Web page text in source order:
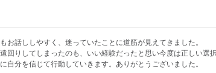
お話ししやすく、迷っていたことに道筋が見えてきました。
回りしてしまったのも、いい経験だったと思い今度は正しい選
自分を信じて行動していきます。ありがとうございました。